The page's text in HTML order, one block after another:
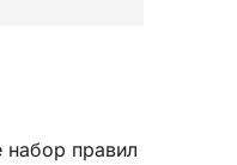
набор правил